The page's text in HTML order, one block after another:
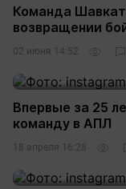
Команда
возвращении
02 июня 14:52
Впервые за 25
команду в АПЛ
18 апреля 16:28